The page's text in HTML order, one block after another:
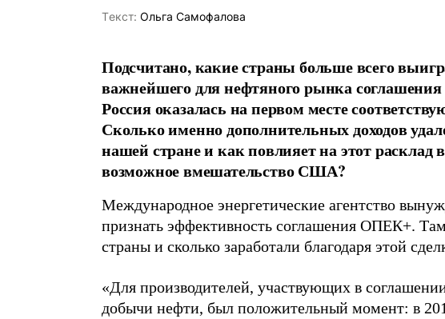
Tекст: Ольга Самофалова
Подсчитано, какие страны больше всего
важнейшего для нефтяного рынка
Россия оказалась на первом месте
Сколько именно дополнительных доходов
нашей стране и как повлияет на этот расклад
возможное вмешательство США?
Международное энергетические агентство
признать эффективность соглашения ОПЕК+.
страны и сколько заработали благодаря этой
«Для производителей, участвующих в
добычи нефти, был положительный момент: в